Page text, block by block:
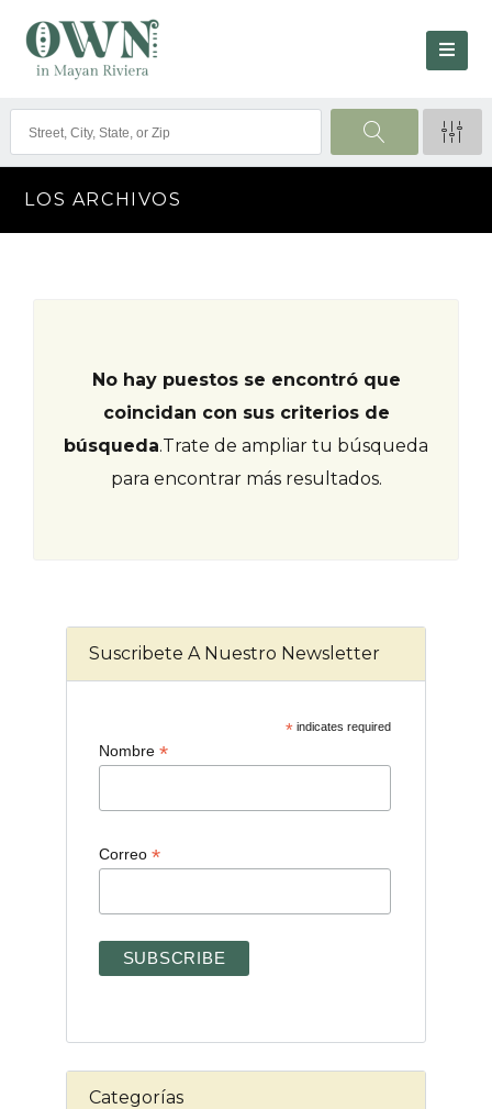
LOS ARCHIVOS
No hay puestos se encontró que
coincidan con sus criterios de
búsqueda.Trate de ampliar tu búsqueda
para encontrar más resultados.
Suscribete A Nuestro Newsletter
*indicates required
Nombre *
Correo *
Categorías